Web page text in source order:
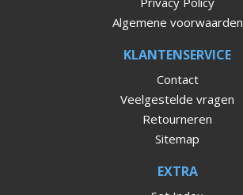
Algemene voorwaarden
KLANTENSERVICE
Contact
Veelgestelde vragen
Retourneren
Sitemap
EXTRA